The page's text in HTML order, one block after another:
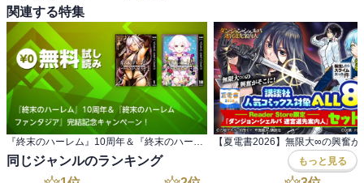
関連する特集
『終末のハーレム』10周年＆『終末のハーレム ファンタジア』完結記念キャンペーン！
同じジャンルのランキング もっと見る